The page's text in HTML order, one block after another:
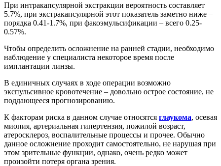
При интракапсулярной экстракции вероятность составляет
5.7%, при экстракапсулярной этот показатель заметно ниже –
порядка 0.41-1.7%, при факоэмульсификации – всего 0.25-
0.57%.
Чтобы определить осложнение на ранней стадии, необходимо
наблюдение у специалиста некоторое время после
имплантации линзы.
В единичных случаях в ходе операции возможно
экспульсивное кровотечение – довольно острое состояние, не
поддающееся прогнозированию.
К факторам риска в данном случае относятся глаукома, осевая
миопия, артериальная гипертензия, пожилой возраст,
атеросклероз, воспалительные процессы и прочее. Обычно
данное осложнение проходит самостоятельно, не нарушая при
этом зрительные функции, однако, очень редко может
произойти потеря органа зрения.